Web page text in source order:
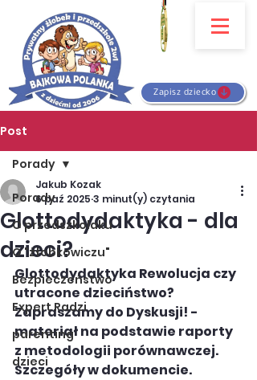
Zapisz dziecko
Post
Porady
O przedszkolaku
O "żłobkowiczu"
Bezpieczeństwo
Expert Radzi
parenting
dzieci
Porady
Glottodydaktyka - dla
dzieci?
Jakub Kozak
6 paź 2025 3 minut(y) czytania
Glottodydaktyka Rewolucja czy
utracone dzieciństwo?
Zapraszamy do Dyskusji! -
materiał na podstawie raporty
z metodologii porównawczej.
Szczegóły w dokumencie.